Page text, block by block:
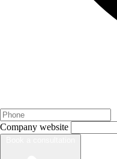
Company website